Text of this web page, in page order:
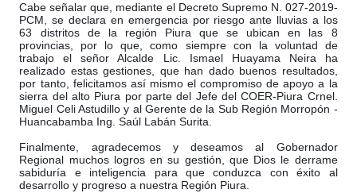
Cabe señalar que, mediante el Decreto Supremo N. 027-2019-
PCM, se declara en emergencia por riesgo ante lluvias a los
63 distritos de la región Piura que se ubican en las 8
provincias, por lo que, como siempre con la voluntad de
trabajo el señor Alcalde Lic. Ismael Huayama Neira ha
realizado estas gestiones, que han dado buenos resultados,
por tanto, felicitamos así mismo el compromiso de apoyo a la
sierra del alto Piura por parte del Jefe del COER-Piura Crnel.
Miguel Celi Astudillo y al Gerente de la Sub Región Morropón -
Huancabamba Ing. Saúl Labán Surita.
Finalmente, agradecemos y deseamos al Gobernador
Regional muchos logros en su gestión, que Dios le derrame
sabiduría e inteligencia para que conduzca con éxito al
desarrollo y progreso a nuestra Región Piura.